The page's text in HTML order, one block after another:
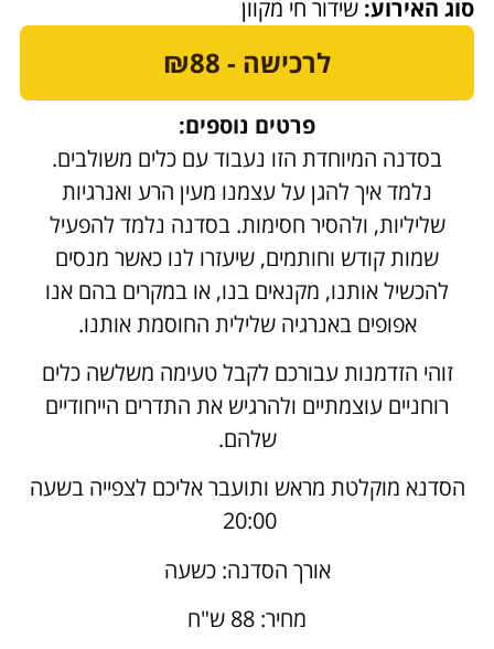
פרטים נוספים:
בסדנה המיוחדת הזו נעבוד עם כלים משולבים.
נלמד איך להגן על עצמנו מעין הרע ואנרגיות
שליליות, ולהסיר חסימות. בסדנה נלמד להפעיל
שמות קודש וחותמים, שיעזרו לנו כאשר מנסים
להכשיל אותנו, מקנאים בנו, או במקרים בהם אנו
אפופים באנרגיה שלילית החוסמת אותנו.
זוהי הזדמנות עבורכם לקבל טעימה משלשה כלים
רוחניים עוצמתיים ולהרגיש את התדרים הייחודיים
שלהם.
הסדנא מוקלטת מראש ותועבר אליכם לצפייה בשעה
20:00
אורך הסדנה: כשעה
מחיר: 88 ש"ח
סוג האירוע: שידור חי מקוון
לרכישה - ₪88